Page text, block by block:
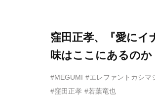
窪田正孝、『愛にイ
味はここにあるのか
#MEGUMI #エレファントカシマ
#窪田正孝 #若葉竜也